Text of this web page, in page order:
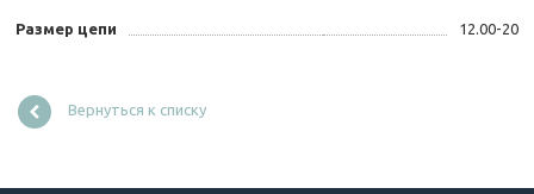
Размер цепи 12.00-20
Вернуться к списку